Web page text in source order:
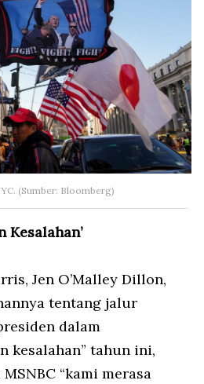
(Sumber: Bloomberg)
Kesalahan’
Jen O’Malley Dillon,
tentang jalur
dalam
kesalahan” tahun ini,
“kami merasa